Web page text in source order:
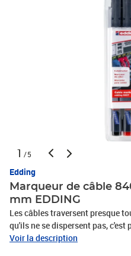
1 /5
Edding
Marqueur de câble
mm EDDING
Les câbles traversent presque
qu'ils ne se dispersent pas,
câbles est essentiel pour les
Voir la description